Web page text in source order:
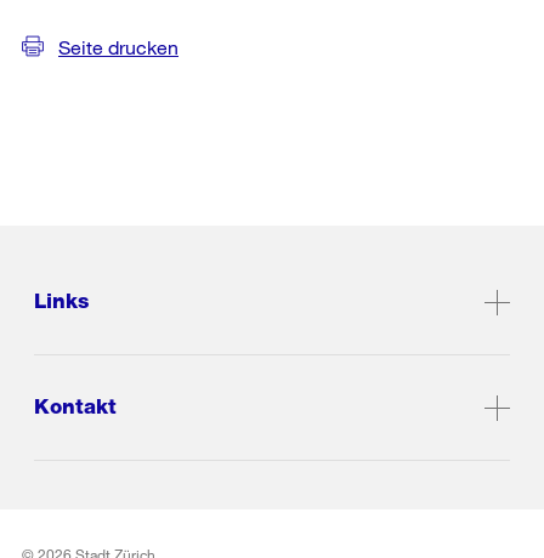
Seite drucken
Links
Kontakt
© 2026 Stadt Zürich